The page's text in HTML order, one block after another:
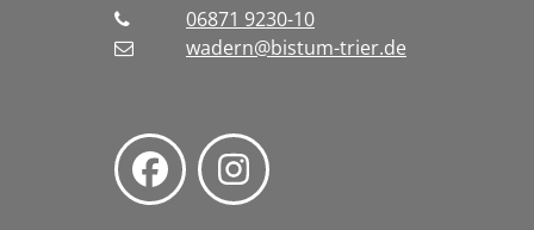
06871 9230-10
wadern@bistum-trier.de